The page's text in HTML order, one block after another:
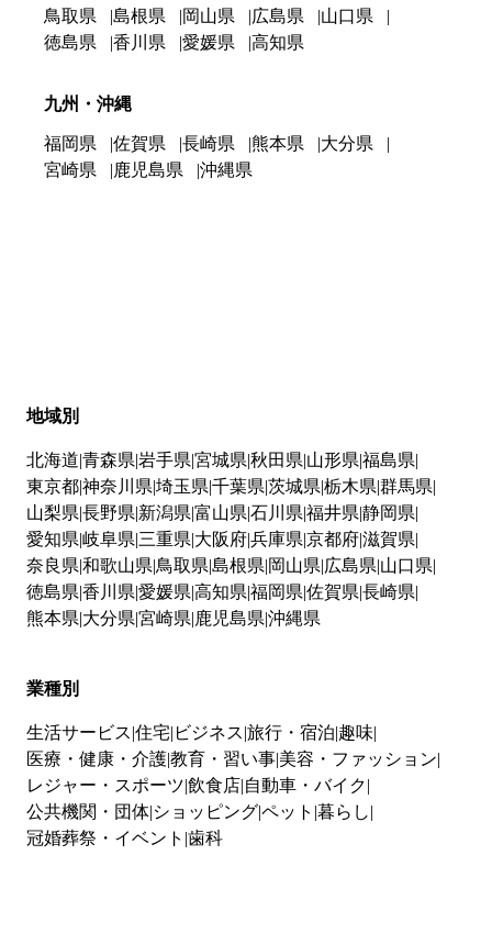
鳥取県 島根県 岡山県 広島県
山口県
徳島県
香川県 愛媛県 高知県
九州・沖縄
福岡県 佐賀県 長崎県 熊本県
大分県
宮崎県
鹿児島県 沖縄県
地域別
北海道 青森県 岩手県 宮城県 秋田県 山形県 福島県
東京都神奈川県 埼玉県 千葉県 茨城県 栃木県 群馬県
山梨県 長野県 新潟県 富山県 石川県 福井県 静岡県
愛知県 岐阜県 三重県 大阪府兵庫県 京都府滋賀県
奈良県 和歌山県 鳥取県 島根県 岡山県 広島県 山口県
徳島県 香川県 愛媛県 高知県 福岡県 佐賀県 長崎県
熊本県 大分県 宮崎県 鹿児島県 沖縄県
業種別
生活サービス 住宅 ビジネス 旅行・宿泊 趣味
医療・健康・介護教育・習い事 美容・ファッション
レジャー・スポーツ 飲食店 自動車・バイク
公共機関・団体 ショッピングペット 暮らし
冠婚葬祭・イベント 歯科